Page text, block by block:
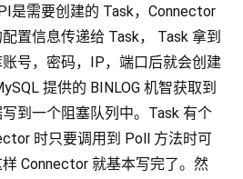
是需要创建的 Task，Connector
置信息传递给 Task， Task 拿到
号，密码，IP，端口后就会创建
提供的 BINLOG 机智获取到
到一个阻塞队列中。Task 有个
时只要调用到 Poll 方法时可
Connector 就基本写完了。然